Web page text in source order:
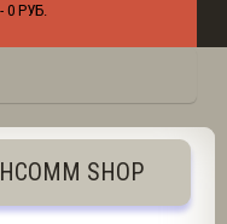
0 РУБ.
SHOP